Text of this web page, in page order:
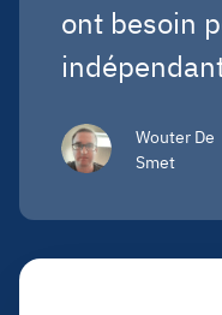
ont besoin
Wouter De
Smet